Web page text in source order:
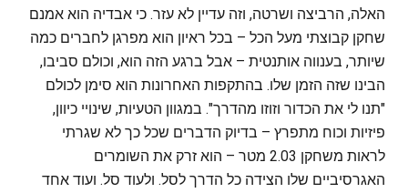
האלה, הרביצה ושרטה, וזה עדיין לא עזר. כי אבדיה הוא אמנם
שחקן קבוצתי מעל הכל – בכל ראיון הוא מפרגן לחברים כמה
שיותר, בענווה אותנטית – אבל ברגע הזה הוא, וכולם סביבו,
הבינו שזה הזמן שלו. בהתקפות האחרונות הוא סימן לכולם
"תנו לי את הכדור וזוזו מהדרך". במגוון הטעיות, שינויי כיוון,
פיזיות וכוח מתפרץ – בדיוק הדברים שכל כך לא שגרתי
לראות משחקן 2.03 מטר – הוא זרק את השומרים
האגרסיביים שלו הצידה כל הדרך לסל. ולעוד סל. ועוד אחד